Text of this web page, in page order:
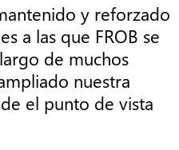
y reforzado
a las que FROB se
de muchos
nuestra
el punto de vista